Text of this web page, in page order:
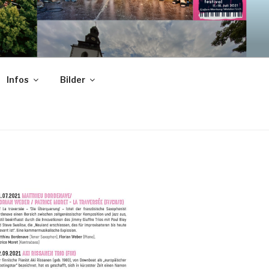
SOON –
Infos Bilder